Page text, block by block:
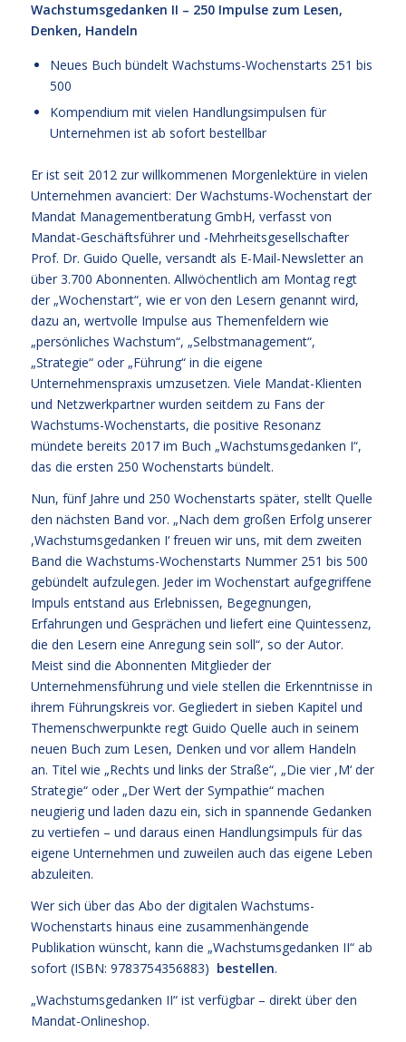
Wachstumsgedanken II – 250 Impulse zum Lesen,
Denken, Handeln
Neues Buch bündelt Wachstums-Wochenstarts 251 bis
500
Kompendium mit vielen Handlungsimpulsen für
Unternehmen ist ab sofort bestellbar
Er ist seit 2012 zur willkommenen Morgenlektüre in vielen
Unternehmen avanciert: Der Wachstums-Wochenstart der
Mandat Managementberatung GmbH, verfasst von
Mandat-Geschäftsführer und -Mehrheitsgesellschafter
Prof. Dr. Guido Quelle, versandt als E-Mail-Newsletter an
über 3.700 Abonnenten. Allwöchentlich am Montag regt
der „Wochenstart“, wie er von den Lesern genannt wird,
dazu an, wertvolle Impulse aus Themenfeldern wie
„persönliches Wachstum“, „Selbstmanagement“,
„Strategie“ oder „Führung“ in die eigene
Unternehmenspraxis umzusetzen. Viele Mandat-Klienten
und Netzwerkpartner wurden seitdem zu Fans der
Wachstums-Wochenstarts, die positive Resonanz
mündete bereits 2017 im Buch „Wachstumsgedanken I“,
das die ersten 250 Wochenstarts bündelt.
Nun, fünf Jahre und 250 Wochenstarts später, stellt Quelle
den nächsten Band vor. „Nach dem großen Erfolg unserer
,Wachstumsgedanken I‘ freuen wir uns, mit dem zweiten
Band die Wachstums-Wochenstarts Nummer 251 bis 500
gebündelt aufzulegen. Jeder im Wochenstart aufgegriffene
Impuls entstand aus Erlebnissen, Begegnungen,
Erfahrungen und Gesprächen und liefert eine Quintessenz,
die den Lesern eine Anregung sein soll“, so der Autor.
Meist sind die Abonnenten Mitglieder der
Unternehmensführung und viele stellen die Erkenntnisse in
ihrem Führungskreis vor. Gegliedert in sieben Kapitel und
Themenschwerpunkte regt Guido Quelle auch in seinem
neuen Buch zum Lesen, Denken und vor allem Handeln
an. Titel wie „Rechts und links der Straße“, „Die vier ,M‘ der
Strategie“ oder „Der Wert der Sympathie“ machen
neugierig und laden dazu ein, sich in spannende Gedanken
zu vertiefen – und daraus einen Handlungsimpuls für das
eigene Unternehmen und zuweilen auch das eigene Leben
abzuleiten.
Wer sich über das Abo der digitalen Wachstums-
Wochenstarts hinaus eine zusammenhängende
Publikation wünscht, kann die „Wachstumsgedanken II“ ab
sofort (ISBN: 9783754356883) bestellen.
„Wachstumsgedanken II“ ist verfügbar – direkt über den
Mandat-Onlineshop.